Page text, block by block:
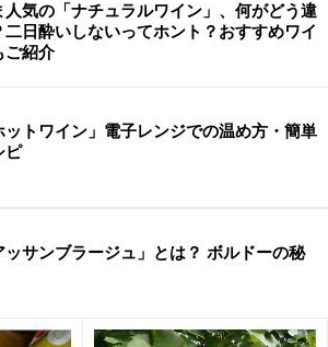
人気の「ナチュラルワイン」、何がどう違
二日酔いしないってホント？おすすめワイ
ご紹介
ットワイン」電子レンジでの温め方・簡単
ピ
ッサンブラージュ」とは？ ボルドーの秘